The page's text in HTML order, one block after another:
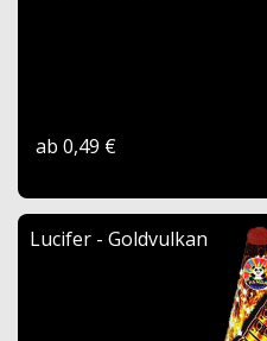
ab 0,49 €
Lucifer - Goldvulkan